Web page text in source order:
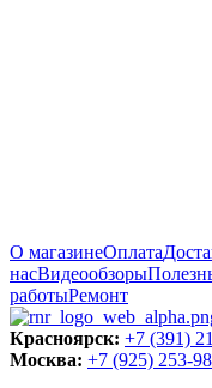
О магазинеОплата
насВидеообзоры
работыРемонт
Красноярск: +7 (391)
Москва: +7 (925) 253-